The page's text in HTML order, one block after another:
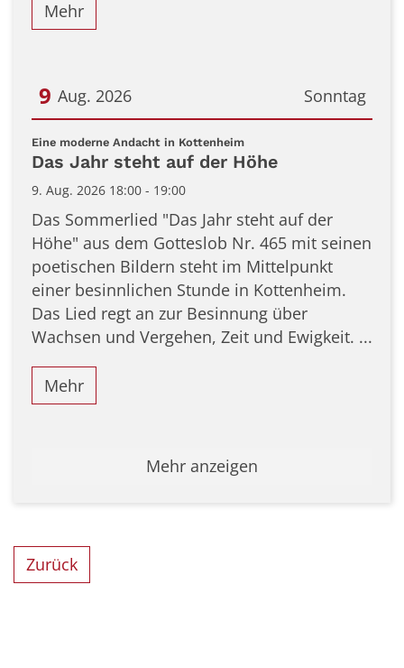
Mehr
Sonntag
9 Aug. 2026
Datum: 9. August 2026
Eine moderne Andacht in Kottenheim:
Das Jahr steht auf der Höhe
9. Aug. 2026 18:00 - 19:00
Das Sommerlied "Das Jahr steht auf der
Höhe" aus dem Gotteslob Nr. 465 mit seinen
poetischen Bildern steht im Mittelpunkt
einer besinnlichen Stunde in Kottenheim.
Das Lied regt an zur Besinnung über
Wachsen und Vergehen, Zeit und Ewigkeit. ...
Mehr
Mehr anzeigen
Zurück